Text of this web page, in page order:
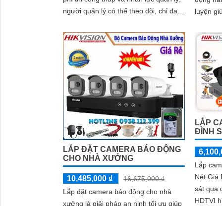
người quản lý có thể theo dõi, chỉ đạo
cả khi không có ở đó.
luyện
LẮP ĐẶT CAMERA BÁO ĐỘNG
CHO NHÀ XƯỞNG
10,485,000 ₫
16,675,000 ₫
Lắp đặt camera báo động cho nhà
xưởng là giải pháp an ninh tối ưu giúp
LẮP
ĐÌNH
Lắp
Nét Giá
sát qua
HDTVI